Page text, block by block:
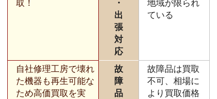
取！
・
出
張
対
応
地域が限られ
ている
自社修理工房で壊れ
た機器も再生可能な
ため高価買取を実
故
障
品
故障品は買取
不可、相場に
より買取価格